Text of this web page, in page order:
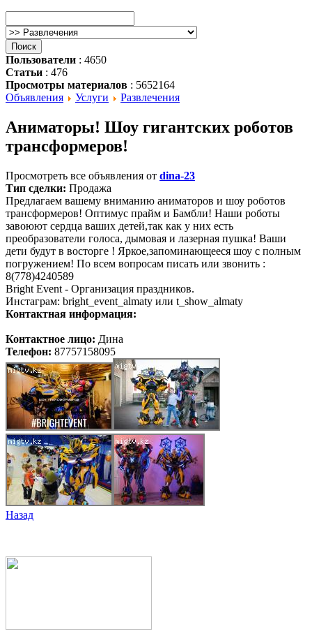
Пользователи : 4650
Статьи : 476
Просмотры материалов : 5652164
Объявления
Услуги Развлечения
Аниматоры! Шоу гигантских роботов
трансформеров!
Просмотреть все объявления от dina-23
Тип сделки: Продажа
Предлагаем вашему вниманию аниматоров и шоу роботов
трансформеров! Оптимус прайм и Бамбли! Наши роботы
завоюют сердца ваших детей,так как у них есть
преобразователи голоса, дымовая и лазерная пушка! Ваши
дети будут в восторге ! Яркое,запоминающееся шоу с полным
погружением! По всем вопросам писать или звонить :
8(778)4240589
Bright Event - Организация праздников.
Инстаграм: bright_event_almaty или t_show_almaty
Контактная информация:
Контактное лицо: Дина
Телефон: 87757158095
Назад